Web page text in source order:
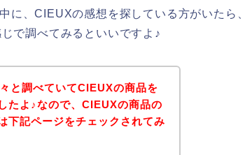
に、CIEUXの感想を探している方がいたら、
で調べてみるといいですよ♪
と調べていてCIEUXの商品を
たよ♪なので、CIEUXの商品の
下記ページをチェックされてみ